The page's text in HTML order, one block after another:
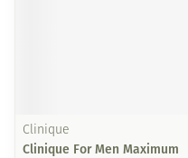
Clinique
Clinique For Men Maximum